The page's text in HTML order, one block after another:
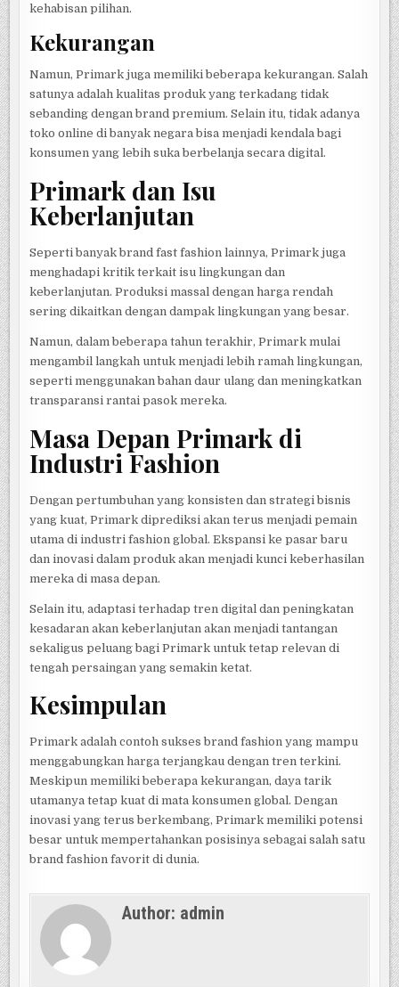
kehabisan pilihan.
Kekurangan
Namun, Primark juga memiliki beberapa kekurangan. Salah
satunya adalah kualitas produk yang terkadang tidak
sebanding dengan brand premium. Selain itu, tidak adanya
toko online di banyak negara bisa menjadi kendala bagi
konsumen yang lebih suka berbelanja secara digital.
Primark dan Isu
Keberlanjutan
Seperti banyak brand fast fashion lainnya, Primark juga
menghadapi kritik terkait isu lingkungan dan
keberlanjutan. Produksi massal dengan harga rendah
sering dikaitkan dengan dampak lingkungan yang besar.
Namun, dalam beberapa tahun terakhir, Primark mulai
mengambil langkah untuk menjadi lebih ramah lingkungan,
seperti menggunakan bahan daur ulang dan meningkatkan
transparansi rantai pasok mereka.
Masa Depan Primark di
Industri Fashion
Dengan pertumbuhan yang konsisten dan strategi bisnis
yang kuat, Primark diprediksi akan terus menjadi pemain
utama di industri fashion global. Ekspansi ke pasar baru
dan inovasi dalam produk akan menjadi kunci keberhasilan
mereka di masa depan.
Selain itu, adaptasi terhadap tren digital dan peningkatan
kesadaran akan keberlanjutan akan menjadi tantangan
sekaligus peluang bagi Primark untuk tetap relevan di
tengah persaingan yang semakin ketat.
Kesimpulan
Primark adalah contoh sukses brand fashion yang mampu
menggabungkan harga terjangkau dengan tren terkini.
Meskipun memiliki beberapa kekurangan, daya tarik
utamanya tetap kuat di mata konsumen global. Dengan
inovasi yang terus berkembang, Primark memiliki potensi
besar untuk mempertahankan posisinya sebagai salah satu
brand fashion favorit di dunia.
Author: admin